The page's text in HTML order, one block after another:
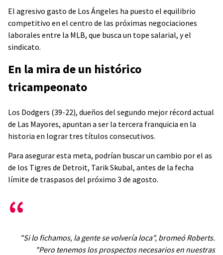
El agresivo gasto de Los Ángeles ha puesto el equilibrio
competitivo en el centro de las próximas negociaciones
laborales entre la MLB, que busca un tope salarial, y el
sindicato.
En la mira de un histórico
tricampeonato
Los Dodgers (39-22), dueños del segundo mejor récord actual
de Las Mayores, apuntan a ser la tercera franquicia en la
historia en lograr tres títulos consecutivos.
Para asegurar esta meta, podrían buscar un cambio por el as
de los Tigres de Detroit, Tarik Skubal, antes de la fecha
límite de traspasos del próximo 3 de agosto.
"Si lo fichamos, la gente se volvería loca", bromeó Roberts.
"Pero tenemos los prospectos necesarios en nuestras